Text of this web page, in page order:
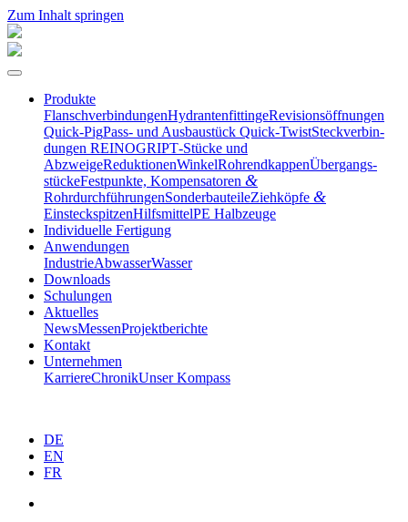
Zum Inhalt springen
Produkte
Flansch­ver­bin­dungenHydran­ten­fit­tingeRevisi­ons­öff­nungen
Quick-PigPass- und Ausbau­stück Quick-TwistSteck­ver­bin­
dungen REINOGRIPT‑Stücke und
AbzweigeReduktionenWinkelRohrend­kappenÜbergangs­
stückeFestpunkte, Kompen­sa­toren &
RohrdurchführungenSonder­bau­teileZiehköpfe &
EinsteckspitzenHilfs­mittelPE Halbzeuge
Indivi­duelle Fertigung
Anwen­dungen
IndustrieAbwasserWasser
Downloads
Schulungen
Aktuelles
NewsMessenProjekt­be­richte
Kontakt
Unter­nehmen
KarriereChronikUnser Kompass
DE
EN
FR